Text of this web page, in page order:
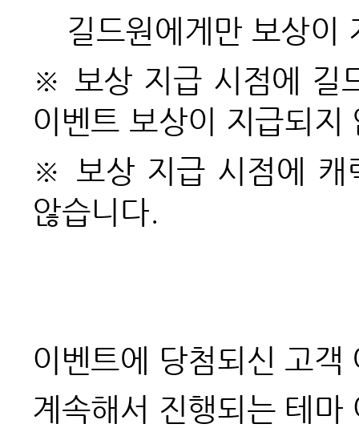
길드원에게만 보상이
※ 보상 지급 시점에 길
이벤트 보상이 지급되지
※ 보상 지급 시점에 캐
않습니다.
이벤트에 당첨되신 고
계속해서 진행되는 테